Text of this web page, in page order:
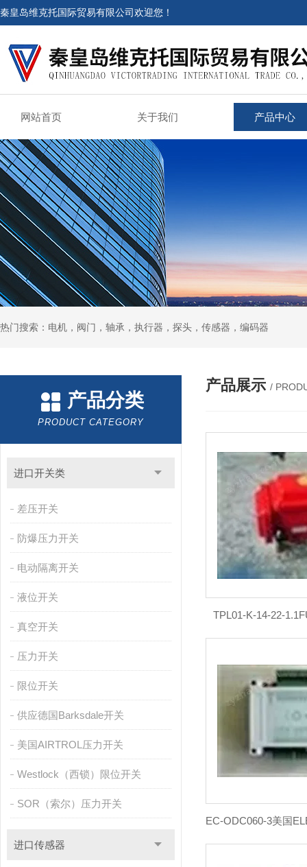
秦皇岛维克托国际贸易有限公司欢迎您！
网站首页 关于我们 产品中心
热门搜索：电机，阀门，轴承，执行器，探头，传感器，编码器
产品分类
PRODUCT CATEGORY
进口开关类
差压开关
防爆压力开关
电动隔离开关
液位开关
真空开关
压力开关
限位开关
供应德国Barksdale开关
美国AIRTROL压力开关
Westlock（西锁）限位开关
SOR（索尔）压力开关
进口传感器
产品展示 /
TPL01-K-14-22-